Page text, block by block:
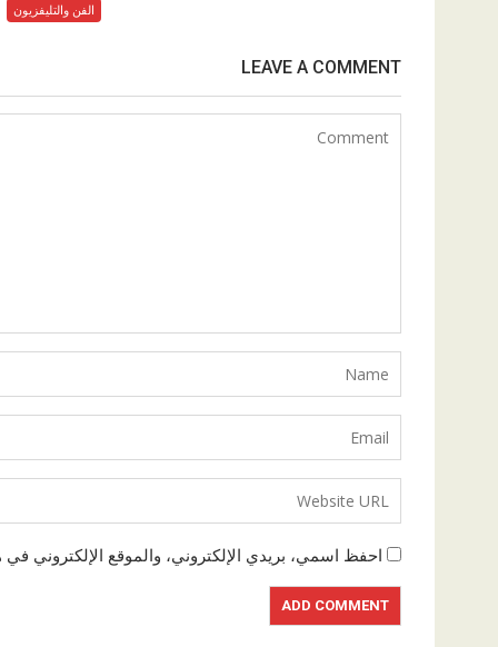
الفن والتليفزيون
LEAVE A COMMENT
احفظ اسمي، بريدي الإلكتروني، والموقع الإلكتروني